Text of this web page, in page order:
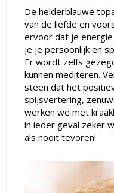
De helderblauwe
van de liefde en
ervoor dat je
je je persoonlijk en
Er wordt zelfs
kunnen mediteren.
steen dat het
spijsvertering,
werken we met
in ieder geval zeker
als nooit tevoren!